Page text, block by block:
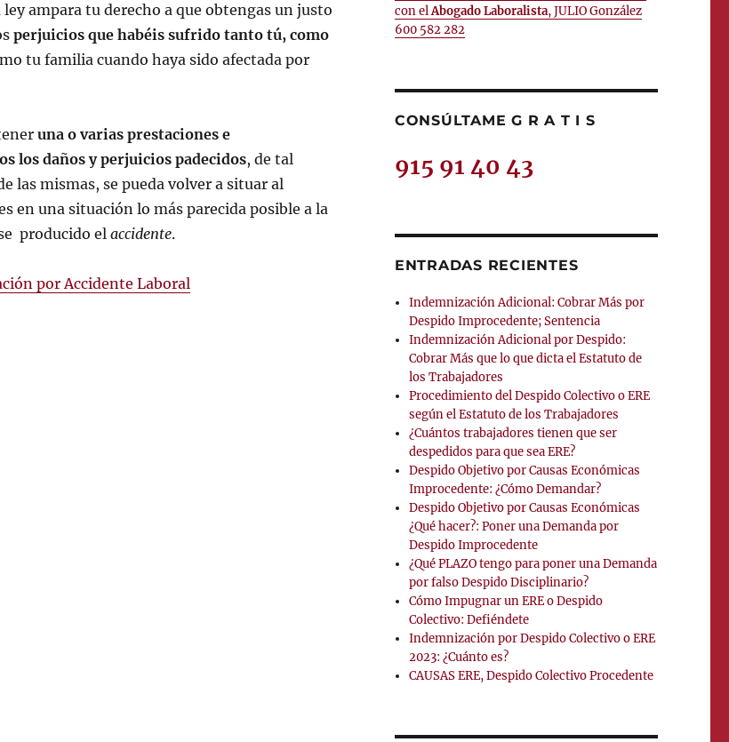
ley ampara tu derecho a que obtengas un justo
perjuicios que habéis sufrido tanto tú, como
tu familia cuando haya sido afectada por
una o varias prestaciones e
los daños y perjuicios padecidos, de tal
las mismas, se pueda volver a situar al
en una situación lo más parecida posible a la
producido el accidente.
por Accidente Laboral
con elAbogado Laboralista, JULIO González
600 582 282
CONSÚLTAME G R A T I S
915 91 40 43
ENTRADAS RECIENTES
Indemnización Adicional: Cobrar Más por
Despido Improcedente; Sentencia
Indemnización Adicional por Despido:
Cobrar Más que lo que dicta el Estatuto de
los Trabajadores
Procedimiento del Despido Colectivo o ERE
según el Estatuto de los Trabajadores
¿Cuántos trabajadores tienen que ser
despedidos para que sea ERE?
Despido Objetivo por Causas Económicas
Improcedente: ¿Cómo Demandar?
Despido Objetivo por Causas Económicas
¿Qué hacer?: Poner una Demanda por
Despido Improcedente
¿Qué PLAZO tengo para poner una Demanda
por falso Despido Disciplinario?
Cómo Impugnar un ERE o Despido
Colectivo: Defiéndete
Indemnización por Despido Colectivo o ERE
2023: ¿Cuánto es?
CAUSAS ERE, Despido Colectivo Procedente